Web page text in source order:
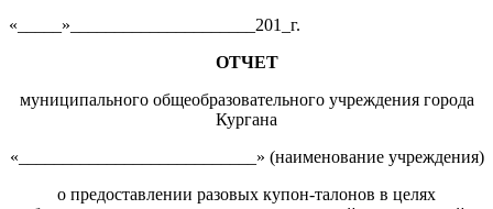
«_____»_____________________201_г.
ОТЧЕТ
муниципального общеобразовательного учреждения города
Кургана
«___________________________» (наименование учреждения)
о предоставлении разовых купон-талонов в целях